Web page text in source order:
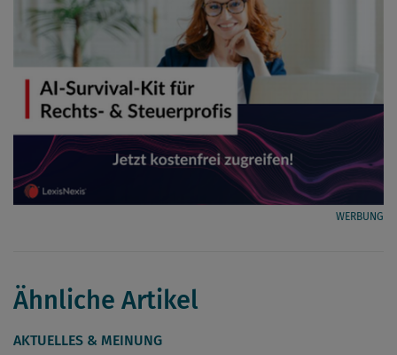
WERBUNG
Ähnliche Artikel
AKTUELLES & MEINUNG